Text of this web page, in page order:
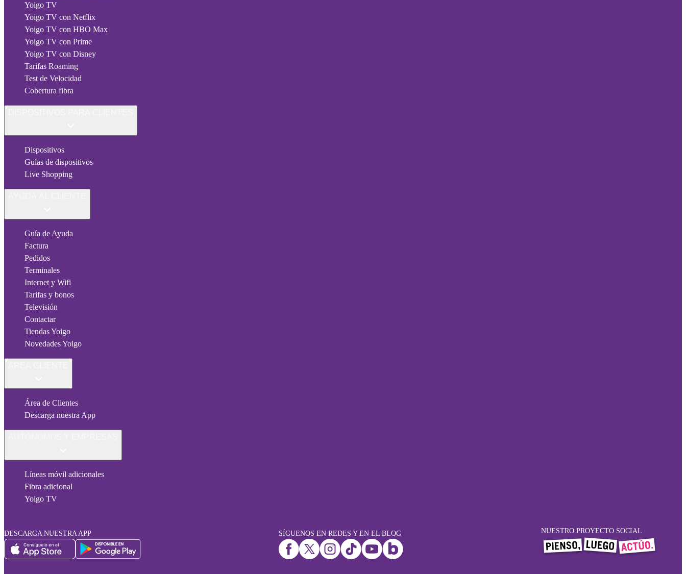
Yoigo TV
Yoigo TV con Netflix
Yoigo TV con HBO Max
Yoigo TV con Prime
Yoigo TV con Disney
Tarifas Roaming
Test de Velocidad
Cobertura fibra
Dispositivos
Guías de dispositivos
Live Shopping
Guía de Ayuda
Factura
Pedidos
Terminales
Internet y Wifi
Tarifas y bonos
Televisión
Contactar
Tiendas Yoigo
Novedades Yoigo
Área de Clientes
Descarga nuestra App
Líneas móvil adicionales
Fibra adicional
Yoigo TV
DESCARGA NUESTRA APP SÍGUENOS EN REDES Y EN EL BLOG NUESTRO PROYECTO SOCIAL